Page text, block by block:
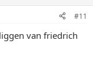
#11
van friedrich